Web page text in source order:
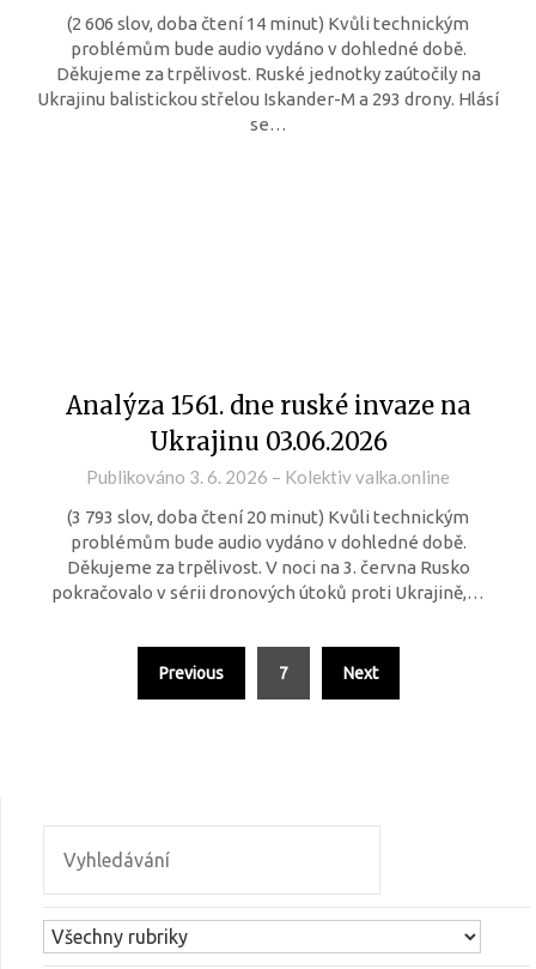
(2 606 slov, doba čtení 14 minut) Kvůli technickým
problémům bude audio vydáno v dohledné době.
Děkujeme za trpělivost. Ruské jednotky zaútočily na
Ukrajinu balistickou střelou Iskander-M a 293 drony. Hlásí
se…
Analýza 1561. dne ruské invaze na
Ukrajinu 03.06.2026
Publikováno 3. 6. 2026 – Kolektiv valka.online
(3 793 slov, doba čtení 20 minut) Kvůli technickým
problémům bude audio vydáno v dohledné době.
Děkujeme za trpělivost. V noci na 3. června Rusko
pokračovalo v sérii dronových útoků proti Ukrajině,…
Previous 7 Next